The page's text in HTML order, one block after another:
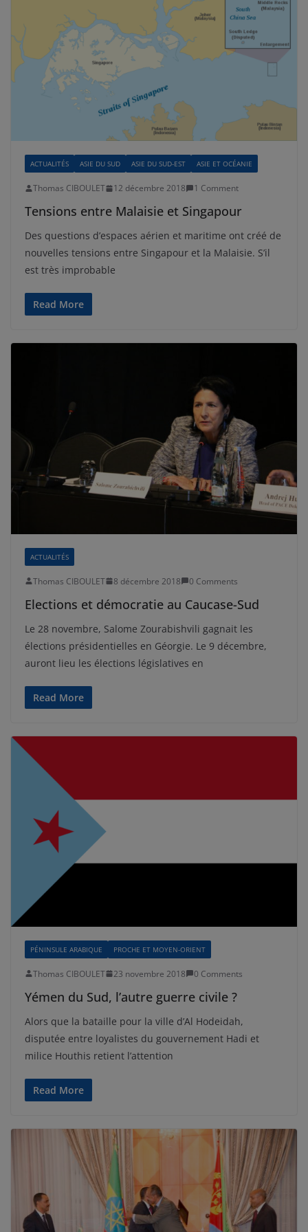
ACTUALITÉS ASIE DU SUD ASIE DU SUD-EST ASIE ET OCÉANIE
Thomas CIBOULET 12 décembre 2018 1 Comment
Tensions entre Malaisie et Singapour
Des questions d’espaces aérien et maritime ont créé de
nouvelles tensions entre Singapour et la Malaisie. S’il
est très improbable
Read More
ACTUALITÉS
Thomas CIBOULET 8 décembre 2018 0 Comments
Elections et démocratie au Caucase-Sud
Le 28 novembre, Salome Zourabishvili gagnait les
élections présidentielles en Géorgie. Le 9 décembre,
auront lieu les élections législatives en
Read More
PÉNINSULE ARABIQUE PROCHE ET MOYEN-ORIENT
Thomas CIBOULET 23 novembre 2018 0 Comments
Yémen du Sud, l’autre guerre civile ?
Alors que la bataille pour la ville d’Al Hodeidah,
disputée entre loyalistes du gouvernement Hadi et
milice Houthis retient l’attention
Read More